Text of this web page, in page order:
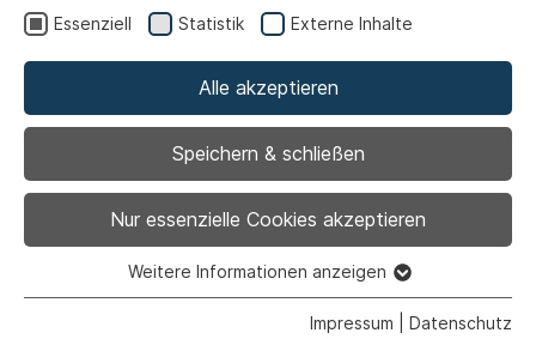
Musikzwerge
Essenziell Statistik Externe Inhalte
Alle akzeptieren
Speichern & schließen
Nur essenzielle Cookies akzeptieren
Essenzielle Cookies werden für grundlegende Funktionen
Weitere Informationen anzeigen
Impressum Datenschutz